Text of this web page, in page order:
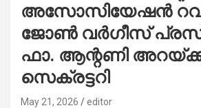
അസോസിയേഷന്‍
ജോണ്‍ വര്‍ഗീസ്
ഫാ. ആന്റണി
സെക്രട്ടറി
May 21, 2026 editor